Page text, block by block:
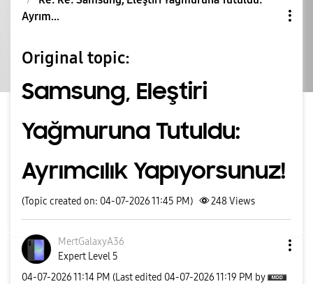
Ayrım...
Original topic:
Samsung, Eleştiri
Yağmuruna Tutuldu:
Ayrımcılık Yapıyorsunuz!
(Topic created on: 04-07-2026 11:45 PM) 248Views
MertGalaxyA36
Expert Level 5
‎04-07-202611:14 PM (Last edited ‎04-07-202611:19 PM by